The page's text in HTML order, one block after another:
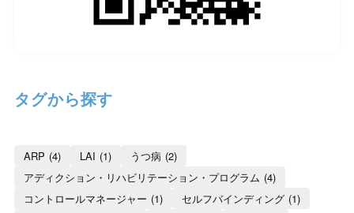
タグから探す
ARP (4) LAI (1) うつ病 (2)
アディクション・リハビリテーション・プログラム (4)
コントロールマネージャー (1) セルフバインディング (1)